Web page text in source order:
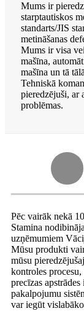
Mums ir
starptautiskos
standarts/JIS
metināšanas
Mums ir visa
mašīna,
mašīna un tā
Tehniskā
pieredzējuši, ar
problēmas.
Pēc vairāk nekā
Stamina
uzņēmumiem
Mūsu produkti
mūsu
kontroles
precīzas
pakalpojumu
var iegūt